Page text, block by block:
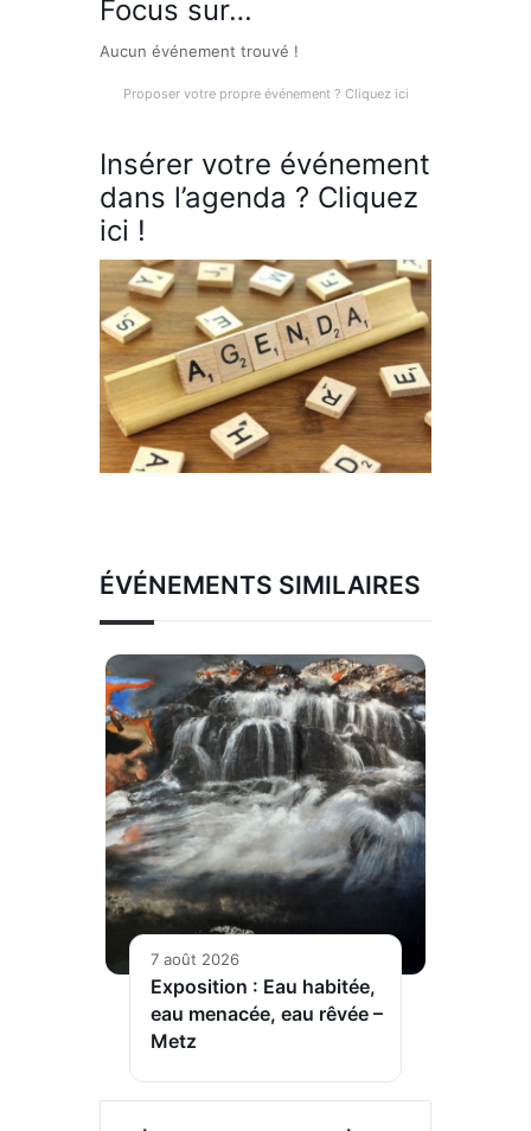
Focus sur…
Aucun événement trouvé !
Proposer votre propre événement ? Cliquez ici
Insérer votre événement
dans l’agenda ? Cliquez
ici !
ÉVÉNEMENTS SIMILAIRES
7 août 2026
Exposition : Eau habitée,
eau menacée, eau rêvée –
Metz